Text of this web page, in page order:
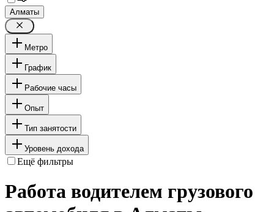
Алматы
Метро
График
Рабочие часы
Опыт
Тип занятости
Уровень дохода
Ещё фильтры
Работа водителем грузового